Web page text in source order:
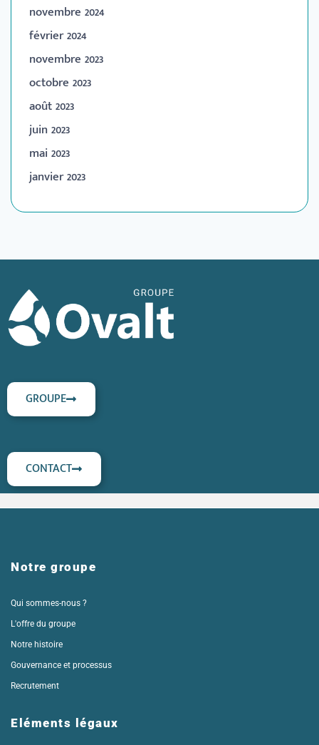
novembre 2024
février 2024
novembre 2023
octobre 2023
août 2023
juin 2023
mai 2023
janvier 2023
GROUPE
CONTACT
Notre groupe
Qui sommes-nous ?
L'offre du groupe
Notre histoire
Gouvernance et processus
Recrutement
Eléments légaux